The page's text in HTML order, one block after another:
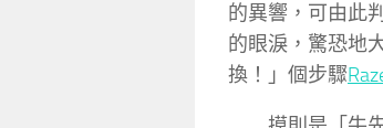
的異響，可由此
的眼淚，驚恐地
換！」個步驟